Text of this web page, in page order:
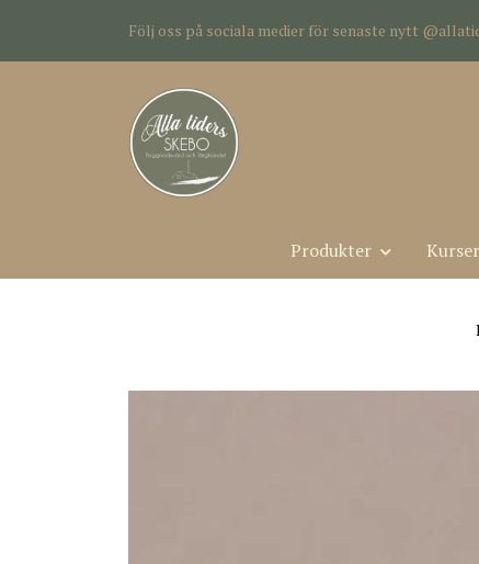
Följ oss på sociala medier för senaste nytt
Produkter Kurser